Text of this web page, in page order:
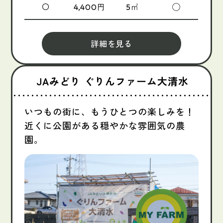
〇 4,400円 5㎡ ◯
詳細を見る
JAみどり ぐりんファーム大清水
いつもの街に、もうひとつの楽しみを！
近くに公園がある穏やかな雰囲気の農
園。